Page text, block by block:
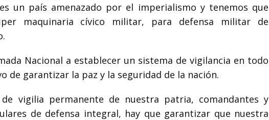
un país amenazado por el imperialismo y tenemos que
maquinaria cívico militar, para defensa militar de
Nacional a establecer un sistema de vigilancia en todo
garantizar la paz y la seguridad de la nación.
vigilia permanente de nuestra patria, comandantes y
de defensa integral, hay que garantizar que nuestra